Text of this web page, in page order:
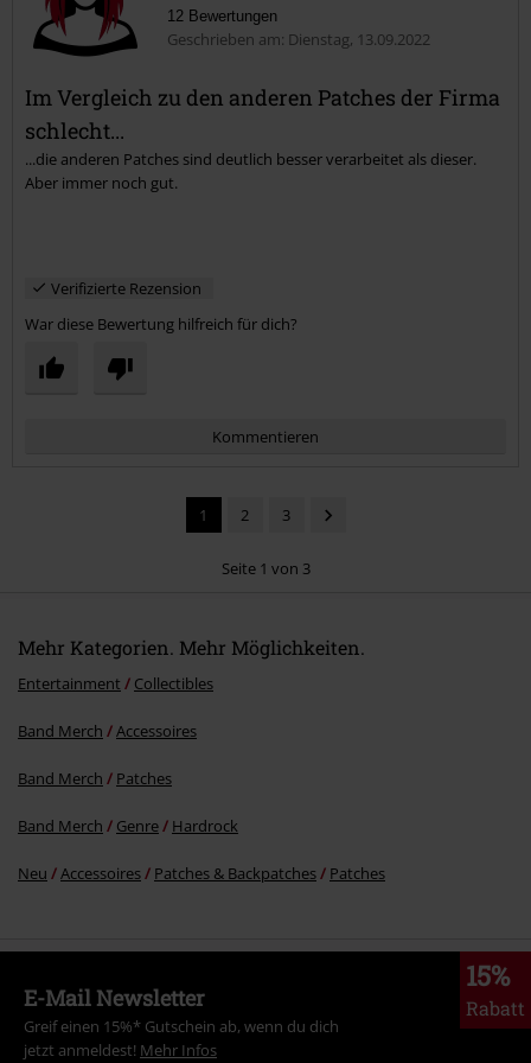
Kommentar jetzt abschicken!
12 Bewertungen
Geschrieben am: Dienstag, 13.09.2022
Im Vergleich zu den anderen Patches der Firma
schlecht...
...die anderen Patches sind deutlich besser verarbeitet als dieser.
Aber immer noch gut.
Verifizierte Rezension
War diese Bewertung hilfreich für dich?
Kommentieren
Kommentar jetzt abschicken!
1 2 3
Seite 1 von 3
Mehr Kategorien. Mehr Möglichkeiten.
Entertainment Collectibles
Band Merch Accessoires
Band Merch Patches
Band Merch Genre Hardrock
Neu Accessoires Patches & Backpatches Patches
15%
Rabatt
E-Mail Newsletter
Greif einen 15%* Gutschein ab, wenn du dich
jetzt anmeldest! Mehr Infos